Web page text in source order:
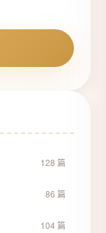
128 篇
86 篇
104 篇